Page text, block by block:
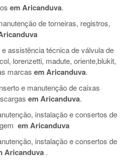
em Aricanduva‎.
de torneiras, registros,
assistência técnica de válvula de
lorenzetti, madute, oriente,blukit,
marcas em Aricanduva‎.
e manutenção de caixas
em Aricanduva‎.
instalação e consertos de
em Aricanduva‎
instalação e consertos de
Aricanduva‎ .